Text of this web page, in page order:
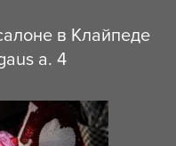
в Клайпеде
a. 4